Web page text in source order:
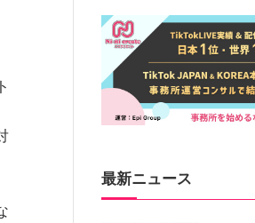
最新ニュース